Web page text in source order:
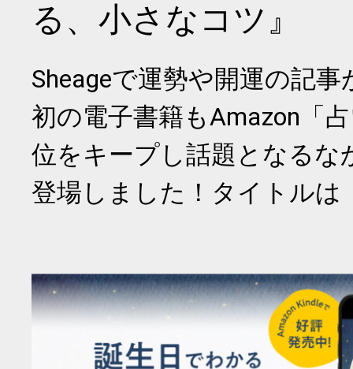
る、小さなコツ』
Sheageで運勢や開運の記
初の電子書籍もAmazon「
位をキープし話題となるな
登場しました！タイトルは